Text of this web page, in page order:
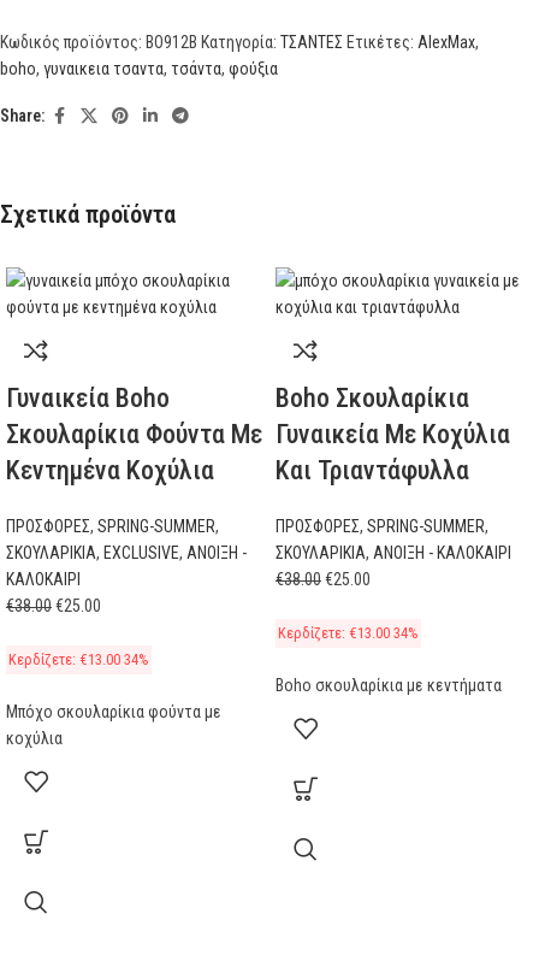
Κωδικός προϊόντος: BO912B Κατηγορία: ΤΣΑΝΤΕΣ Ετικέτες: AlexMax,
boho, γυναικεια τσαντα, τσάντα, φούξια
Share:
Σχετικά προϊόντα
Γυναικεία Boho
Σκουλαρίκια Φούντα Με
Κεντημένα Κοχύλια
ΠΡΟΣΦΟΡΕΣ, SPRING-SUMMER,
ΣΚΟΥΛΑΡΙΚΙΑ, EXCLUSIVE, ΑΝΟΙΞΗ -
ΚΑΛΟΚΑΙΡΙ
€38.00€25.00
Κερδίζετε: €13.00 34%
Μπόχο σκουλαρίκια φούντα με
κοχύλια
Boho Σκουλαρίκια
Γυναικεία Με Κοχύλια
Και Τριαντάφυλλα
ΠΡΟΣΦΟΡΕΣ, SPRING-SUMMER,
ΣΚΟΥΛΑΡΙΚΙΑ, ΑΝΟΙΞΗ - ΚΑΛΟΚΑΙΡΙ
€38.00€25.00
Κερδίζετε: €13.00 34%
Boho σκουλαρίκια με κεντήματα